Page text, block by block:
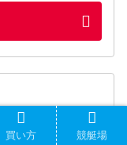
買い方 競艇場